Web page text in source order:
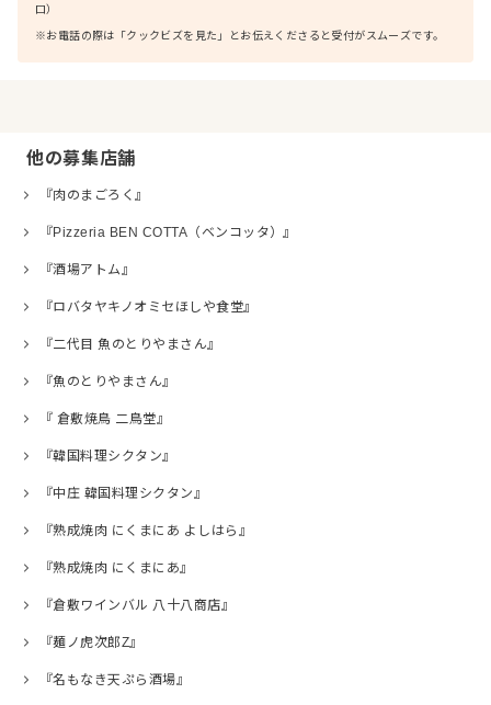
口）
※お電話の際は「クックビズを見た」とお伝えくださると受付がスムーズです。
他の募集店舗
『肉のまごろく』
『Pizzeria BEN COTTA（ベンコッタ）』
『酒場アトム』
『ロバタヤキノオミセほしや食堂』
『二代目 魚のとりやまさん』
『魚のとりやまさん』
『 倉敷焼鳥 二鳥堂』
『韓国料理シクタン』
『中庄 韓国料理シクタン』
『熟成焼肉 にくまにあ よしはら』
『熟成焼肉 にくまにあ』
『倉敷ワインバル 八十八商店』
『麺ノ虎次郎Z』
『名もなき天ぷら酒場』